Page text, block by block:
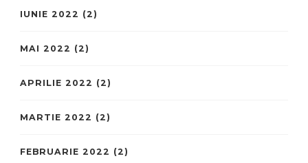
IUNIE 2022 (2)
MAI 2022 (2)
APRILIE 2022 (2)
MARTIE 2022 (2)
FEBRUARIE 2022 (2)